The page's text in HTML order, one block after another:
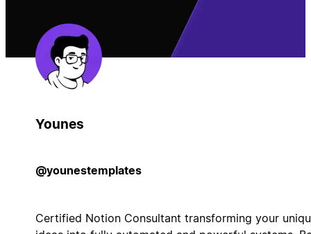
Younes
@younestemplates
Certified Notion Consultant transforming your